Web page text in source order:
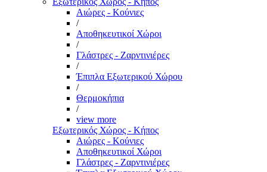
Αιώρες - Κούνιες
/
Αποθηκευτικοί Χώροι
/
Γλάστρες - Ζαρντινιέρες
/
Έπιπλα Εξωτερικού Χώρου
/
Θερμοκήπια
/
view more
Εξωτερικός Χώρος - Κήπος
Αιώρες - Κούνιες
Αποθηκευτικοί Χώροι
Γλάστρες - Ζαρντινιέρες